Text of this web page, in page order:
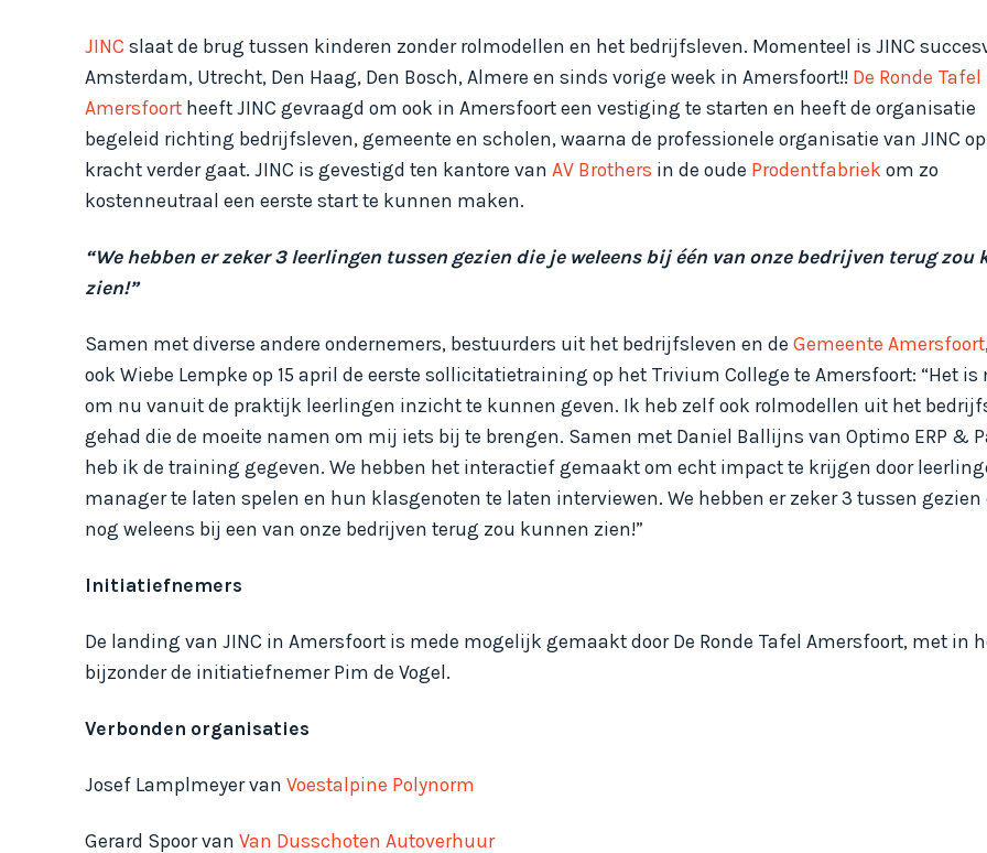
JINC slaat de brug tussen kinderen zonder rolmodellen en het bedrijfsleven. Momenteel is JINC
Amsterdam, Utrecht, Den Haag, Den Bosch, Almere en sinds vorige week in Amersfoort!! De Ronde Tafel
Amersfoort heeft JINC gevraagd om ook in Amersfoort een vestiging te starten en heeft de organisatie
begeleid richting bedrijfsleven, gemeente en scholen, waarna de professionele organisatie van JINC
kracht verder gaat. JINC is gevestigd ten kantore van AV Brothers in de oude Prodentfabriek om zo
kostenneutraal een eerste start te kunnen maken.
“We hebben er zeker 3 leerlingen tussen gezien die je weleens bij één van onze bedrijven terug zou
zien!”
Samen met diverse andere ondernemers, bestuurders uit het bedrijfsleven en de Gemeente Amersfoort
ook Wiebe Lempke op 15 april de eerste sollicitatietraining op het Trivium College te Amersfoort: “Het is
om nu vanuit de praktijk leerlingen inzicht te kunnen geven. Ik heb zelf ook rolmodellen uit het
gehad die de moeite namen om mij iets bij te brengen. Samen met Daniel Ballijns van Optimo ERP &
heb ik de training gegeven. We hebben het interactief gemaakt om echt impact te krijgen door
manager te laten spelen en hun klasgenoten te laten interviewen. We hebben er zeker 3 tussen gezien
nog weleens bij een van onze bedrijven terug zou kunnen zien!”
Initiatiefnemers
De landing van JINC in Amersfoort is mede mogelijk gemaakt door De Ronde Tafel Amersfoort, met in
bijzonder de initiatiefnemer Pim de Vogel.
Verbonden organisaties
Josef Lamplmeyer van Voestalpine Polynorm
Gerard Spoor van Van Dusschoten Autoverhuur